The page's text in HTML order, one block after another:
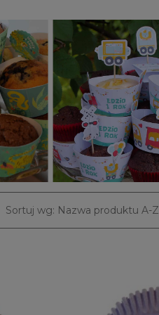
Sortuj wg: Nazwa produktu A-Z